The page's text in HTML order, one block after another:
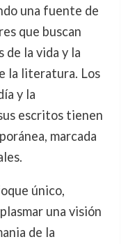
una fuente de
que buscan
de la vida y la
la literatura. Los
y la
escritos tienen
marcada
único,
una visión
de la